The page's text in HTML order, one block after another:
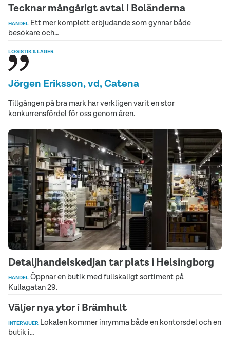
Tecknar mångårigt avtal i Boländerna
HANDEL Ett mer komplett erbjudande som gynnar både
besökare och…
LOGISTIK & LAGER
Jörgen Eriksson, vd, Catena
Tillgången på bra mark har verkligen varit en stor
konkurrensfördel för oss genom åren.
Detaljhandelskedjan tar plats i Helsingborg
HANDEL Öppnar en butik med fullskaligt sortiment på
Kullagatan 29.
Väljer nya ytor i Brämhult
INTERVJUER Lokalen kommer inrymma både en kontorsdel och en
butik i…